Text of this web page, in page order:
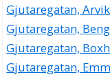
Gjutaregatan,
Gjutaregatan,
Gjutaregatan,
Gjutaregatan,